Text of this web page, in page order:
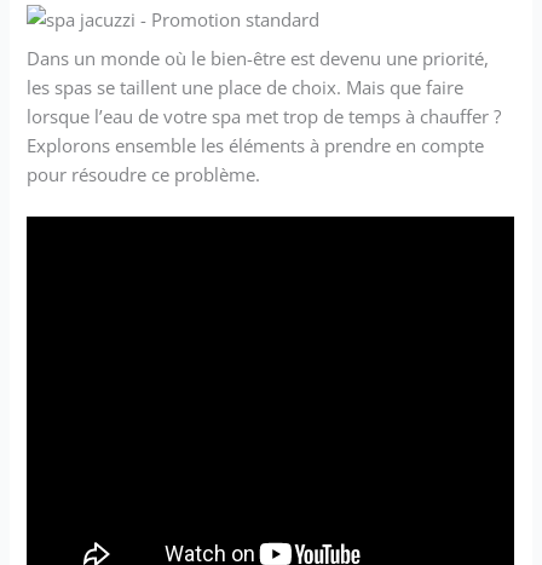
Dans un monde où le bien-être est devenu une priorité,
les spas se taillent une place de choix. Mais que faire
lorsque l’eau de votre spa met trop de temps à chauffer ?
Explorons ensemble les éléments à prendre en compte
pour résoudre ce problème.